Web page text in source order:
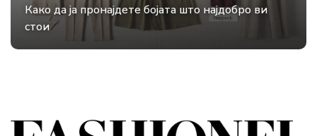
Како да ја пронајдете бојата што најдобро ви
стои